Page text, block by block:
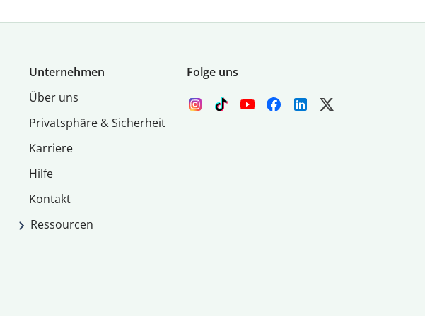
Unternehmen
Über uns
Privatsphäre & Sicherheit
Karriere
Hilfe
Kontakt
Ressourcen
Folge uns